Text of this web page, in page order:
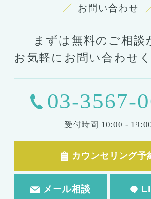
お問い合わせ
まずは無料のご相談
お気軽にお問い合わせ
03-3567-
受付時間 10:00 - 19:00
カウンセリング予
メール相談